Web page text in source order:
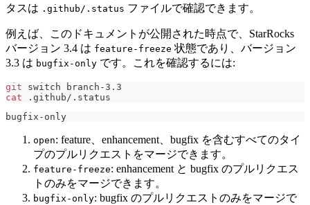
タスは .github/.status ファイルで確認できます。
例えば、このドキュメントが公開された時点で、StarRocks
バージョン 3.4 は feature-freeze 状態であり、バージョン
3.3 は bugfix-only です。これを確認するには:
git switch branch-3.3
cat .github/.status
bugfix-only
open: feature、enhancement、bugfix を含むすべてのタイ
プのプルリクエストをマージできます。
feature-freeze: enhancement と bugfix のプルリクエス
トのみをマージできます。
bugfix-only: bugfix のプルリクエストのみをマージで